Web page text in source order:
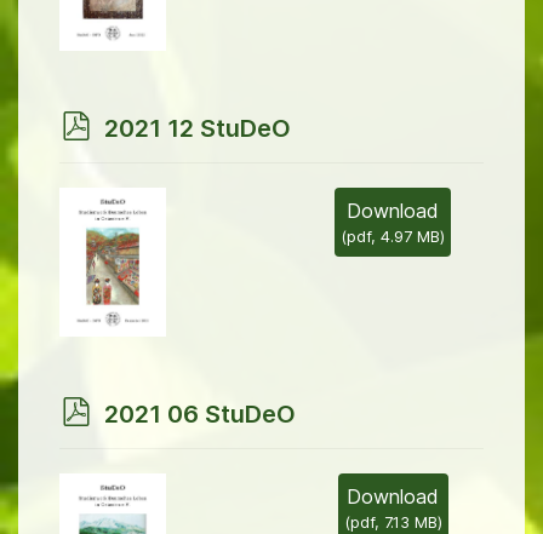
p2021 12 StuDeO
Download
(pdf, 4.97 MB)
p
f
2021 06 StuDeO
Download
(pdf, 7.13 MB)